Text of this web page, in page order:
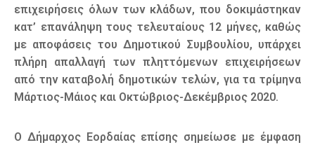
επιχειρήσεις όλων των κλάδων, που δοκιμάστηκαν
κατ’ επανάληψη τους τελευταίους 12 μήνες, καθώς
με αποφάσεις του Δημοτικού Συμβουλίου, υπάρχει
πλήρη απαλλαγή των πληττόμενων επιχειρήσεων
από την καταβολή δημοτικών τελών, για τα τρίμηνα
Μάρτιος-Μάιος και Οκτώβριος-Δεκέμβριος 2020.
Ο Δήμαρχος Εορδαίας επίσης σημείωσε με έμφαση